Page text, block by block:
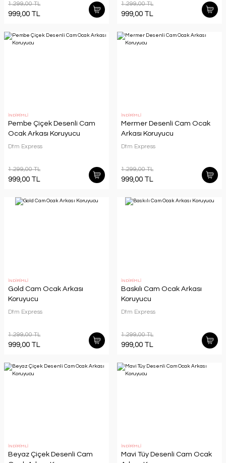
1.299,00 TL
999,00 TL
1.299,00 TL
999,00 TL
İNDİRİMLİ
Pembe Çiçek Desenli Cam
Ocak Arkası Koruyucu
Dtm Express
1.299,00 TL
999,00 TL
İNDİRİMLİ
Mermer Desenli Cam Ocak
Arkası Koruyucu
Dtm Express
1.299,00 TL
999,00 TL
İNDİRİMLİ
Gold Cam Ocak Arkası
Koruyucu
Dtm Express
1.299,00 TL
999,00 TL
İNDİRİMLİ
Baskılı Cam Ocak Arkası
Koruyucu
Dtm Express
1.299,00 TL
999,00 TL
İNDİRİMLİ
Beyaz Çiçek Desenli Cam
İNDİRİMLİ
Mavi Tüy Desenli Cam Ocak